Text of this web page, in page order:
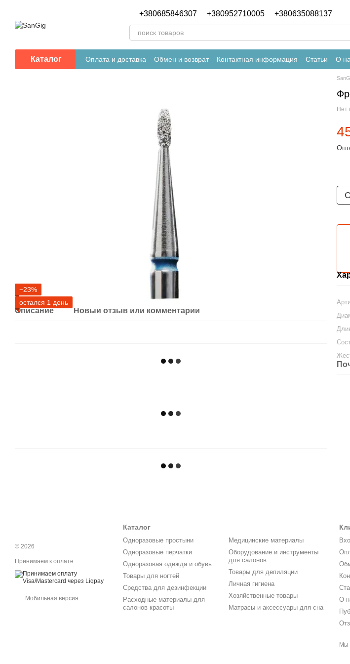
+380685846307 +380952710005 +380635088137
Каталог Оплата и доставка Обмен и возврат Контактная информация Статьи О
−23%
остался 1 день
Описание Новый отзыв или комментарий
Нет
© 2026
Принимаем к оплате
Мобильная версия
Каталог
Одноразовые простыни
Одноразовые перчатки
Одноразовая одежда и обувь
Товары для ногтей
Средства для дезинфекции
Расходные материалы для
салонов красоты
Медицинские материалы
Оборудование и инструменты
для салонов
Товары для депиляции
Личная гигиена
Хозяйственные товары
Матрасы и аксессуары для сна
О
Мы